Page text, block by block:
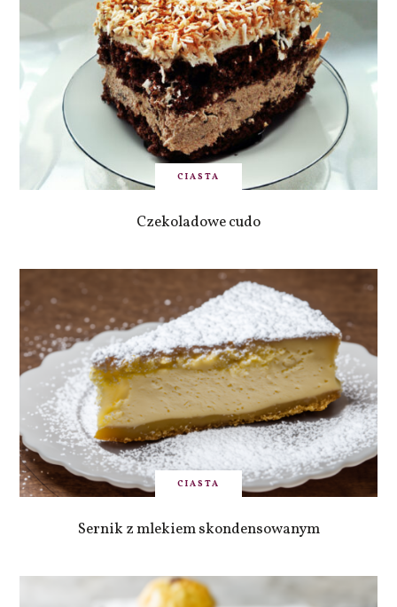
CIASTA
Czekoladowe cudo
CIASTA
Sernik z mlekiem skondensowanym